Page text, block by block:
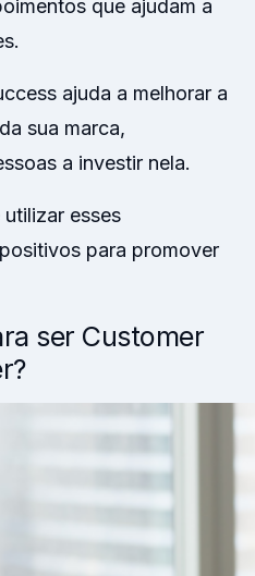
que ajudam a
ajuda a melhorar a
sua marca,
a investir nela.
esses
para promover
ser Customer